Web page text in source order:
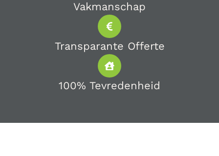
Vakmanschap
Transparante Offerte
100% Tevredenheid